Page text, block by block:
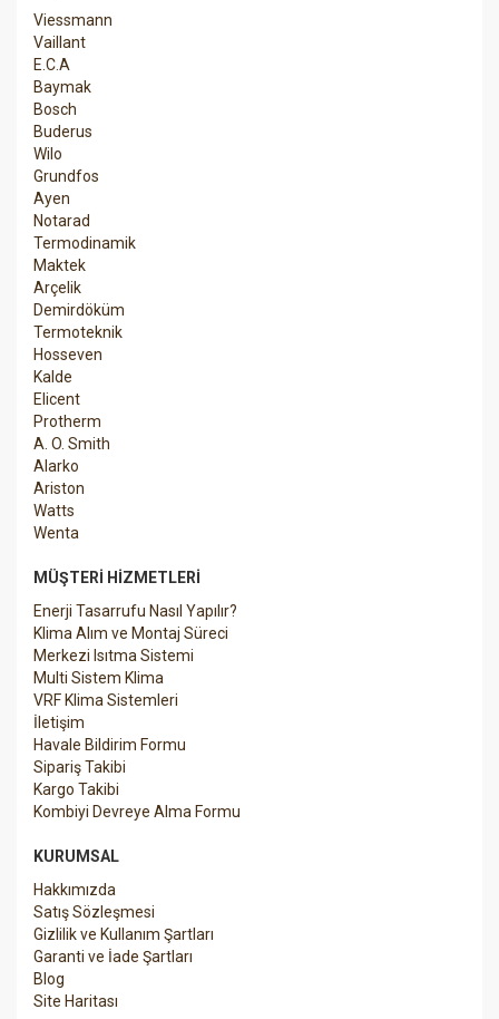
Viessmann
Vaillant
E.C.A
Baymak
Bosch
Buderus
Wilo
Grundfos
Ayen
Notarad
Termodinamik
Maktek
Arçelik
Demirdöküm
Termoteknik
Hosseven
Kalde
Elicent
Protherm
A. O. Smith
Alarko
Ariston
Watts
Wenta
MÜŞTERI HIZMETLERI
Enerji Tasarrufu Nasıl Yapılır?
Klima Alım ve Montaj Süreci
Merkezi Isıtma Sistemi
Multi Sistem Klima
VRF Klima Sistemleri
İletişim
Havale Bildirim Formu
Sipariş Takibi
Kargo Takibi
Kombiyi Devreye Alma Formu
KURUMSAL
Hakkımızda
Satış Sözleşmesi
Gizlilik ve Kullanım Şartları
Garanti ve İade Şartları
Blog
Site Haritası